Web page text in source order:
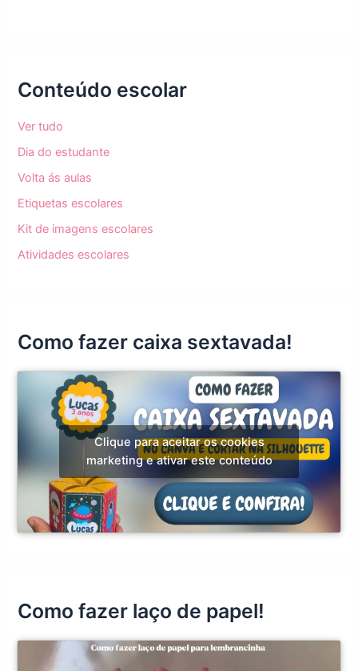
Conteúdo escolar
Ver tudo
Dia do estudante
Volta ás aulas
Etiquetas escolares
Kit de imagens escolares
Atividades escolares
Como fazer caixa sextavada!
Clique para aceitar os cookies
marketing e ativar este conteúdo
Como fazer laço de papel!